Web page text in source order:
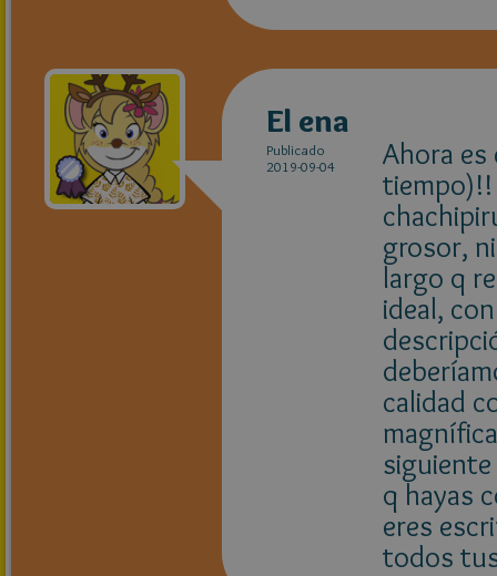
El ena
Publicado
2019-09-04
Ahora
tiempo)!!
grosor,
largo q
ideal,
calidad
q hayas
eres
todos